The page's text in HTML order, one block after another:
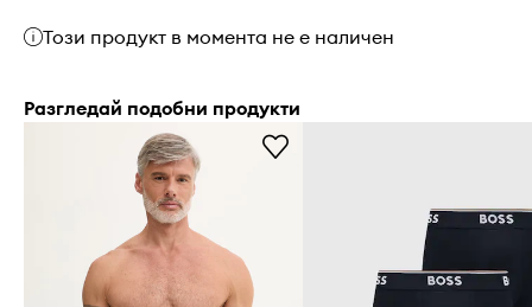
Този продукт в момента не е наличен
Разгледай подобни продукти